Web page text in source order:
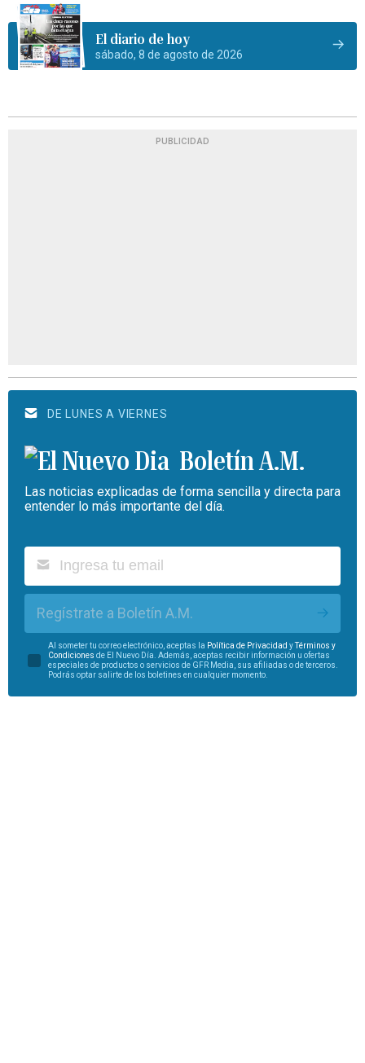
El diario de hoy
sábado, 8 de agosto de 2026
PUBLICIDAD
DE LUNES A VIERNES
Boletín A.M.
Las noticias explicadas de forma sencilla y directa para
entender lo más importante del día.
Regístrate a Boletín A.M.
Al someter tu correo electrónico, aceptas la Política de Privacidad yTérminos y
Condiciones de El Nuevo Día. Además, aceptas recibir información u ofertas
especiales de productos o servicios de GFR Media, sus afiliadas o de terceros.
Podrás optar salirte de los boletines en cualquier momento.